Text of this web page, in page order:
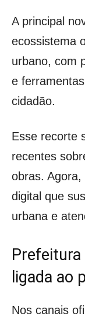
A principal
ecossistema
urbano, com
e
cidadão.
Esse recorte
recentes
obras.
digital que
urbana e
Prefeitura
ligada ao
Nos canais